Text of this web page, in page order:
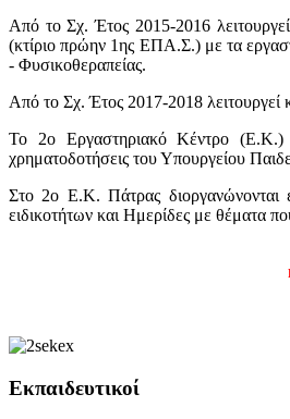
Από το Σχ. Έτος 2015-2016
(κτίριο πρώην 1ης ΕΠΑ.Σ.) με τα
- Φυσικοθεραπείας.
Από το Σχ. Έτος 2017-2018
Το 2ο Εργαστηριακό Κέντρο (Ε.Κ.)
χρηματοδοτήσεις του Υπουργείου
Στο 2ο Ε.Κ. Πάτρας διοργανώνονται
ειδικοτήτων και Ημερίδες με θέματα
Εκπαιδευτικοί